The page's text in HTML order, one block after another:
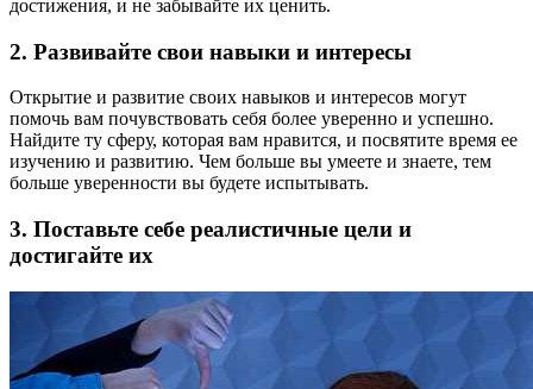
достижения, и не забывайте их ценить.
2. Развивайте свои навыки и интересы
Открытие и развитие своих навыков и интересов могут
помочь вам почувствовать себя более уверенно и успешно.
Найдите ту сферу, которая вам нравится, и посвятите время ее
изучению и развитию. Чем больше вы умеете и знаете, тем
больше уверенности вы будете испытывать.
3. Поставьте себе реалистичные цели и
достигайте их